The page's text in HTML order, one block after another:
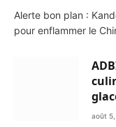
Alerte bon plan :
pour enflammer le
août